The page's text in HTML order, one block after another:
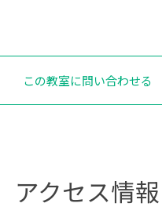
この教室に問い合わせる
アクセス情報